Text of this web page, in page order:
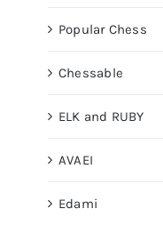
Popular Chess
Chessable
ELK and RUBY
AVAEI
Edami